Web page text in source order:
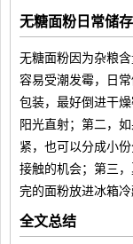
无糖面粉日常储
无糖面粉因为杂粮
容易受潮发霉，日
包装，最好倒进干
阳光直射；第二，
紧，也可以分成小
接触的机会；第三
完的面粉放进冰箱
全文总结